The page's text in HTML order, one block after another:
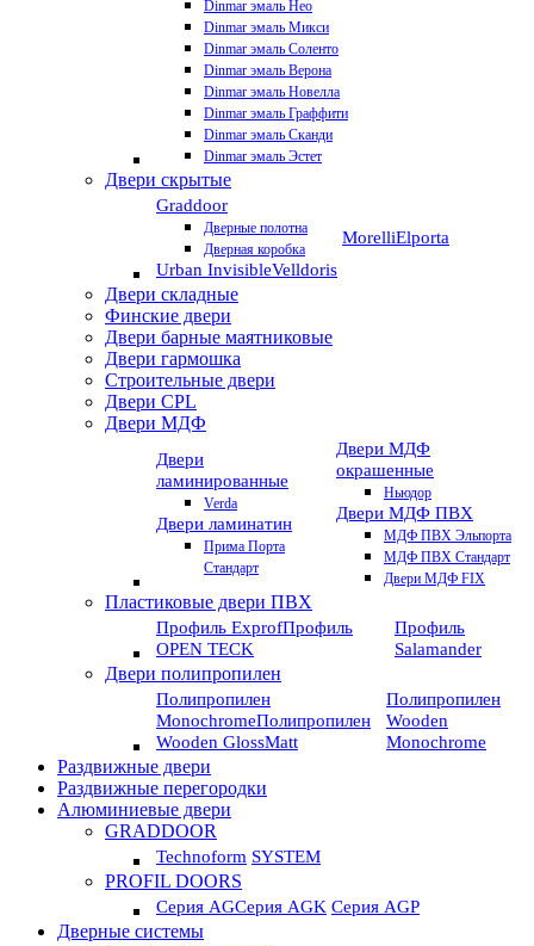
Dinmar эмаль Нео
Dinmar эмаль Микси
Dinmar эмаль Соленто
Dinmar эмаль Верона
Dinmar эмаль Новелла
Dinmar эмаль Граффити
Dinmar эмаль Сканди
Dinmar эмаль Эстет
Двери скрытые
Graddoor
Дверные полотна
Дверная коробка
Urban InvisibleVelldoris
MorelliElporta
Двери складные
Финские двери
Двери барные маятниковые
Двери гармошка
Строительные двери
Двери CРL
Двери МДФ
Двери
ламинированные
Verda
Двери ламинатин
Прима Порта
Стандарт
Двери МДФ
окрашенные
Ньюдор
Двери МДФ ПВХ
МДФ ПВХ Эльпорта
МДФ ПВХ Стандарт
Двери МДФ FIX
Пластиковые двери ПВХ
Профиль ExprofПрофиль
OPEN TECK
Профиль
Salamander
Двери полипропилен
Полипропилен
MonochromeПолипропилен
Wooden GlossMatt
Полипропилен
Wooden
Monochrome
Раздвижные двери
Раздвижные перегородки
Алюминиевые двери
GRADDOOR
Technoform SYSTEM
PROFIL DOORS
Серия AGСерия AGK Серия AGP
Дверные системы